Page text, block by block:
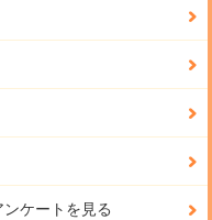
ケートを見る